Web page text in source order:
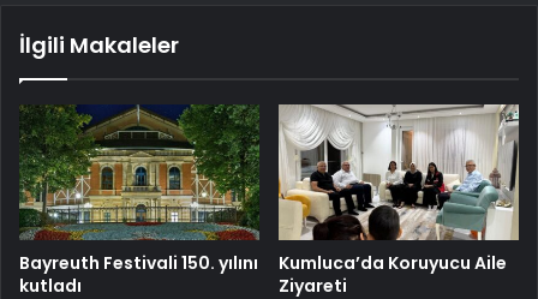
İlgili Makaleler
Bayreuth Festivali 150. yılını
kutladı
Kumluca’da Koruyucu Aile
Ziyareti